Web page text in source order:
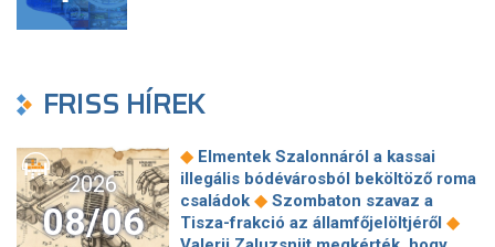
FRISS HÍREK
2026
08/06
◆ Elmentek Szalonnáról a kassai
illegális bódévárosból beköltöző roma
családok ◆ Szombaton szavaz a
Tisza-frakció az államfőjelöltjéről ◆